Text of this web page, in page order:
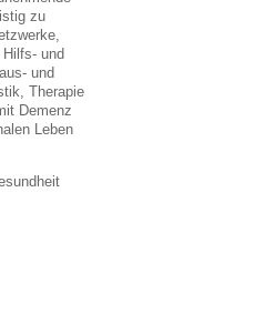
zu
und
und
Therapie
Demenz
Leben